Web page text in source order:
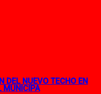
DEL NUEVO TECHO EN
MUNICIPA